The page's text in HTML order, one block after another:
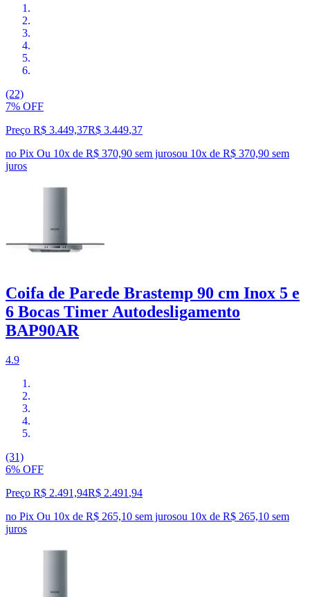
(22)
7% OFF
Preço R$ 3.449,37R$ 3.449,37
no Pix Ou 10x de R$ 370,90 sem jurosou 10x de R$ 370,90 sem
juros
Coifa de Parede Brastemp 90 cm Inox 5 e
6 Bocas Timer Autodesligamento
BAP90AR
4.9
(31)
6% OFF
Preço R$ 2.491,94R$ 2.491 ,94
no Pix Ou 10x de R$ 265,10 sem jurosou 10x de R$ 265,10 sem
juros